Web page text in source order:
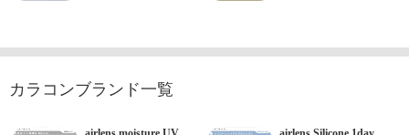
カラコンブランド一覧